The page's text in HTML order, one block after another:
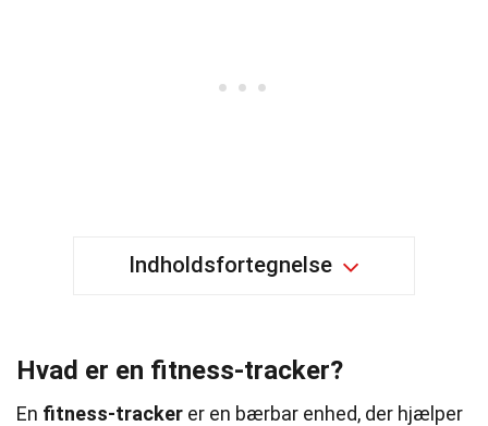
Indholdsfortegnelse
Hvad er en fitness-tracker?
En fitness-tracker er en bærbar enhed, der hjælper